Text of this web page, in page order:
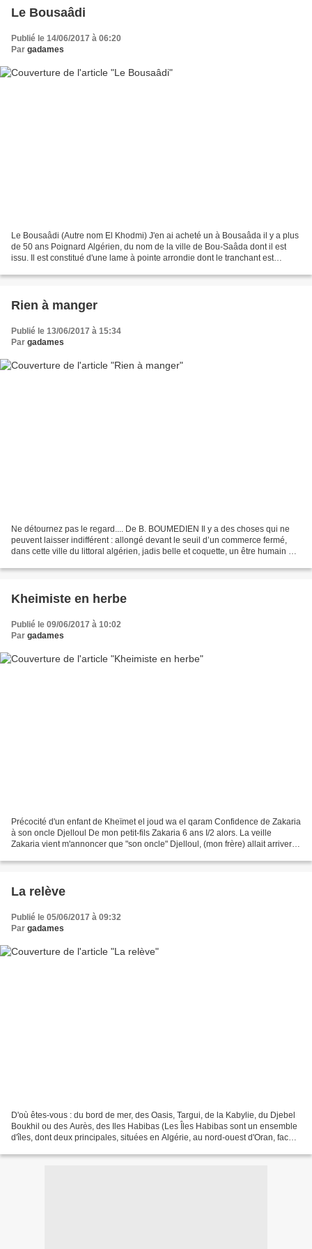
Le Bousaâdi
Publié le 14/06/2017 à 06:20
Par gadames
Le Bousaâdi (Autre nom El Khodmi) J'en ai acheté un à Bousaâda il y a plus
de 50 ans Poignard Algérien, du nom de la ville de Bou-Saâda dont il est
issu. Il est constitué d'une lame à pointe arrondie dont le tranchant est
Rien à manger
Publié le 13/06/2017 à 15:34
Par gadames
Ne détournez pas le regard.... De B. BOUMEDIEN Il y a des choses qui ne
peuvent laisser indifférent : allongé devant le seuil d’un commerce fermé,
dans cette ville du littoral algérien, jadis belle et coquette, un être humain qui
Kheimiste en herbe
Publié le 09/06/2017 à 10:02
Par gadames
Précocité d'un enfant de Kheïmet el joud wa el qaram Confidence de Zakaria
à son oncle Djelloul De mon petit-fils Zakaria 6 ans I/2 alors. La veille
Zakaria vient m'annoncer que "son oncle" Djelloul, (mon frère) allait arriver
La relève
Publié le 05/06/2017 à 09:32
Par gadames
D'où êtes-vous : du bord de mer, des Oasis, Targui, de la Kabylie, du Djebel
Boukhil ou des Aurès, des Iles Habibas (Les Îles Habibas sont un ensemble
d'îles, dont deux principales, situées en Algérie, au nord-ouest d'Oran, face à